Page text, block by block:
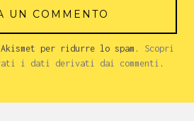
per ridurre lo spam. Scopri
i dati derivati dai commenti .